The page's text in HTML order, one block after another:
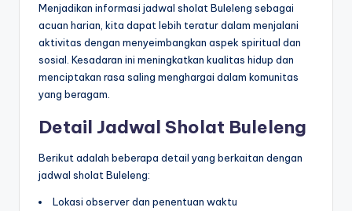
Menjadikan informasi jadwal sholat Buleleng sebagai
acuan harian, kita dapat lebih teratur dalam menjalani
aktivitas dengan menyeimbangkan aspek spiritual dan
sosial. Kesadaran ini meningkatkan kualitas hidup dan
menciptakan rasa saling menghargai dalam komunitas
yang beragam.
Detail Jadwal Sholat Buleleng
Berikut adalah beberapa detail yang berkaitan dengan
jadwal sholat Buleleng:
Lokasi observer dan penentuan waktu